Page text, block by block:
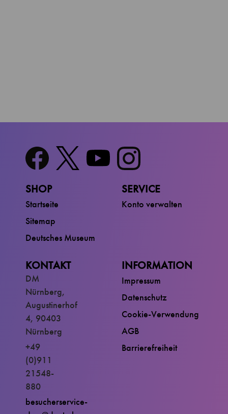
SHOP
Startseite
Sitemap
Deutsches Museum
SERVICE
Konto verwalten
INFORMATION
Impressum
Datenschutz
Cookie-Verwendung
AGB
Barrierefreiheit
KONTAKT
DM
Nürnberg,
Augustinerhof
4, 90403
Nürnberg
+49
(0)911
21548-
880
besucherservice-